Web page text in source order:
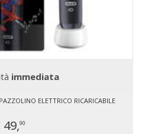
immediata
ELETTRICO RICARICABILE
49,90